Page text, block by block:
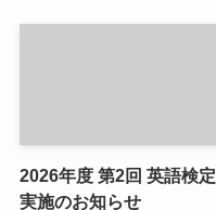
2026年度 第2回 英語検定
実施のお知らせ